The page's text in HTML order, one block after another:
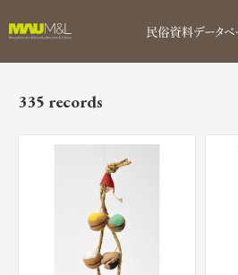
335 records